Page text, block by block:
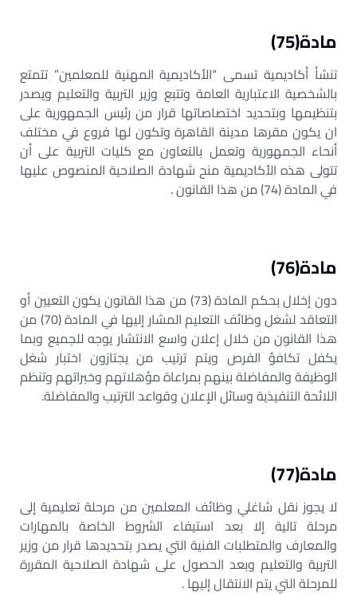
مادة(75)
تنشأ أكاديمية تسمى “الأكاديمية المهنية للمعلمين” تتمتع
بالشخصية الاعتبارية العامة وتتبع وزير التربية والتعليم ويصدر
بتنظيمها وبتحديد اختصاصاتها قرار من رئيس الجمهورية على
ان يكون مقرها مدينة القاهرة وتكون لها فروع في مختلف
أنحاء الجمهورية وتعمل بالتعاون مع كليات التربية على أن
تتولى هذه الأكاديمية منح شهادة الصلاحية المنصوص عليها
في المادة (74) من هذا القانون .
مادة(76)
دون إخلال بحكم المادة (73) من هذا القانون يكون التعيين أو
التعاقد لشغل وظائف التعليم المشار إليها في المادة (70) من
هذا القانون من خلال إعلان واسع الانتشار يوجه للجميع وبما
يكفل تكافؤ الفرص ويتم ترتيب من يجتازون اختبار شغل
الوظيفة والمفاضلة بينهم بمراعاة مؤهلاتهم وخبراتهم وتنظم
اللائحة التنفيذية وسائل الإعلان وقواعد الترتيب والمفاضلة.
مادة(77)
لا يجوز نقل شاغلي وظائف المعلمين من مرحلة تعليمية إلى
مرحلة تالية إلا بعد استيفاء الشروط الخاصة بالمهارات
والمعارف والمتطلبات الفنية التي يصدر بتحديدها قرار من وزير
التربية والتعليم وبعد الحصول على شهادة الصلاحية المقررة
للمرحلة التي يتم الانتقال إليها .